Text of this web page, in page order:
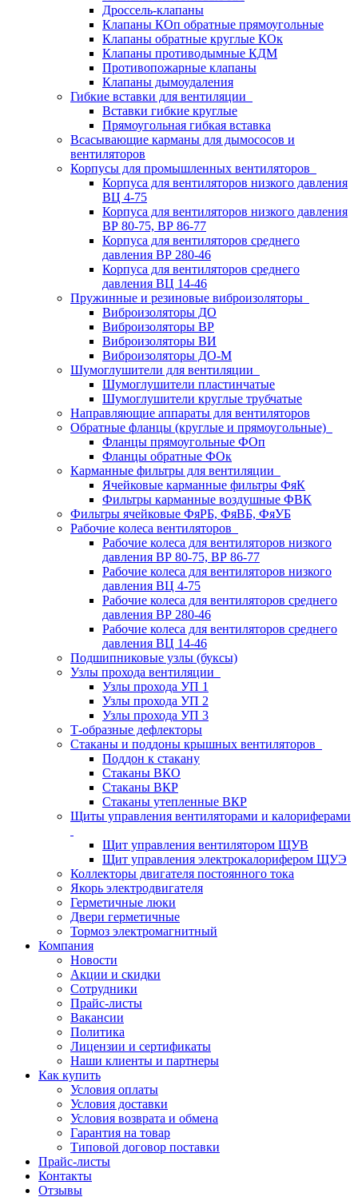
Дроссель-клапаны
Клапаны КОп обратные прямоугольные
Клапаны обратные круглые КОк
Клапаны противодымные КДМ
Противопожарные клапаны
Клапаны дымоудаления
Гибкие вставки для вентиляции
Вставки гибкие круглые
Прямоугольная гибкая вставка
Всасывающие карманы для дымососов и
вентиляторов
Корпусы для промышленных вентиляторов
Корпуса для вентиляторов низкого давления
ВЦ 4-75
Корпуса для вентиляторов низкого давления
ВР 80-75, ВР 86-77
Корпуса для вентиляторов среднего
давления ВР 280-46
Корпуса для вентиляторов среднего
давления ВЦ 14-46
Пружинные и резиновые виброизоляторы
Виброизоляторы ДО
Виброизоляторы ВР
Виброизоляторы ВИ
Виброизоляторы ДО-М
Шумоглушители для вентиляции
Шумоглушители пластинчатые
Шумоглушители круглые трубчатые
Направляющие аппараты для вентиляторов
Обратные фланцы (круглые и прямоугольные)
Фланцы прямоугольные ФОп
Фланцы обратные ФОк
Карманные фильтры для вентиляции
Ячейковые карманные фильтры ФяК
Фильтры карманные воздушные ФВК
Фильтры ячейковые ФяРБ, ФяВБ, ФяУБ
Рабочие колеса вентиляторов
Рабочие колеса для вентиляторов низкого
давления ВР 80-75, ВР 86-77
Рабочие колеса для вентиляторов низкого
давления ВЦ 4-75
Рабочие колеса для вентиляторов среднего
давления ВР 280-46
Рабочие колеса для вентиляторов среднего
давления ВЦ 14-46
Подшипниковые узлы (буксы)
Узлы прохода вентиляции
Узлы прохода УП 1
Узлы прохода УП 2
Узлы прохода УП 3
Т-образные дефлекторы
Стаканы и поддоны крышных вентиляторов
Поддон к стакану
Стаканы ВКО
Стаканы ВКР
Стаканы утепленные ВКР
Щиты управления вентиляторами и калориферами
Щит управления вентилятором ЩУВ
Щит управления электрокалорифером ЩУЭ
Коллекторы двигателя постоянного тока
Якорь электродвигателя
Герметичные люки
Двери герметичные
Тормоз электромагнитный
Компания
Новости
Акции и скидки
Сотрудники
Прайс-листы
Вакансии
Политика
Лицензии и сертификаты
Наши клиенты и партнеры
Как купить
Условия оплаты
Условия доставки
Условия возврата и обмена
Гарантия на товар
Типовой договор поставки
Прайс-листы
Контакты
Отзывы